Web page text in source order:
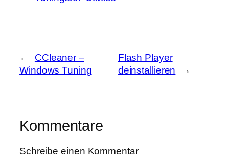
←
CCleaner –
Windows Tuning
Flash Player
deinstallieren
→
Kommentare
Schreibe einen Kommentar